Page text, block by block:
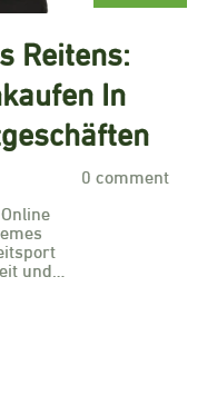
Reitens:
In
0 comment
und…